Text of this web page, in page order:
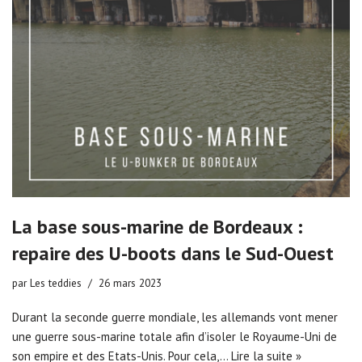
La base sous-marine de Bordeaux :
repaire des U-boots dans le Sud-Ouest
parLes teddies 26 mars 2023
Durant la seconde guerre mondiale, les allemands vont mener
une guerre sous-marine totale afin d’isoler le Royaume-Uni de
son empire et des Etats-Unis. Pour cela,… Lire la suite »